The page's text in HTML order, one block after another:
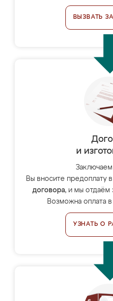
ВЫЗВАТЬ
и
Вы вносите предоплату
договора, и мы отдаём
Возможна оплата
УЗНАТЬ О